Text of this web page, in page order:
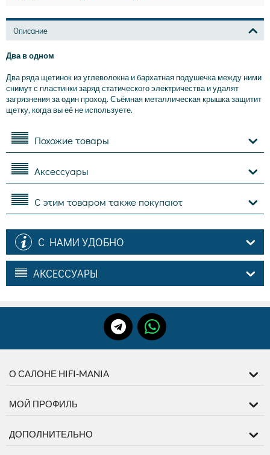
Описание
Два в одном
Два ряда щетинок из углеволокна и бархатная подушечка между ними
снимут с пластинки заряд статического электричества и удалят
загрязнения за один проход. Съёмная металлическая крышка защитит
щетку, когда вы её не используете.
Похожие товары
Аксессуары
С этим товаром также покупают
С НАМИ УДОБНО
АКСЕССУАРЫ
О САЛОНЕ HIFI-MANIA
МОЙ ПРОФИЛЬ
ДОПОЛНИТЕЛЬНО